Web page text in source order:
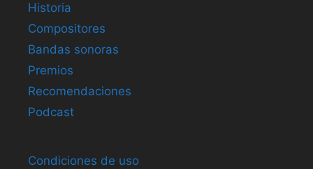
Historia
Compositores
Bandas sonoras
Premios
Recomendaciones
Podcast
Condiciones de uso